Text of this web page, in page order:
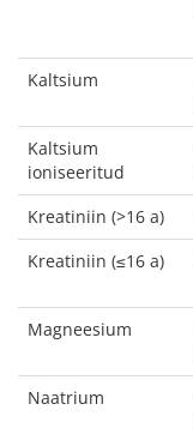
Kaltsium
Kaltsium
ioniseeritud
Kreatiniin (>16 a)
Kreatiniin (≤16 a)
Magneesium
Naatrium